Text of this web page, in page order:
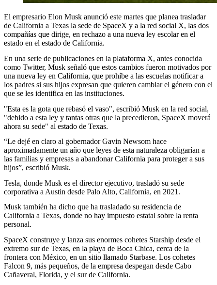
El empresario Elon Musk anunció este martes que planea trasladar
de California a Texas la sede de SpaceX y a la red social X, las dos
compañías que dirige, en rechazo a una nueva ley escolar en el
estado en el estado de California.
En una serie de publicaciones en la plataforma X, antes conocida
como Twitter, Musk señaló que estos cambios fueron motivados por
una nueva ley en California, que prohíbe a las escuelas notificar a
los padres si sus hijos expresan que quieren cambiar el género con el
que se les identifica en las instituciones.
"Esta es la gota que rebasó el vaso", escribió Musk en la red social,
"debido a esta ley y tantas otras que la precedieron, SpaceX moverá
ahora su sede" al estado de Texas.
“Le dejé en claro al gobernador Gavin Newsom hace
aproximadamente un año que leyes de esta naturaleza obligarían a
las familias y empresas a abandonar California para proteger a sus
hijos”, escribió Musk.
Tesla, donde Musk es el director ejecutivo, trasladó su sede
corporativa a Austin desde Palo Alto, California, en 2021.
Musk también ha dicho que ha trasladado su residencia de
California a Texas, donde no hay impuesto estatal sobre la renta
personal.
SpaceX construye y lanza sus enormes cohetes Starship desde el
extremo sur de Texas, en la playa de Boca Chica, cerca de la
frontera con México, en un sitio llamado Starbase. Los cohetes
Falcon 9, más pequeños, de la empresa despegan desde Cabo
Cañaveral, Florida, y el sur de California.